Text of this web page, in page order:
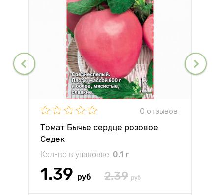
0 отзывов
Томат Бычье сердце розовое
Седек
Кол-во в упаковке: 0.1 г
1.39 руб 2.39 руб